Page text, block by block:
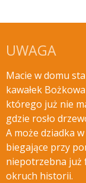
UWAGA
Macie w domu
kawałek
którego już nie
gdzie rosło
A może dziadka
biegające przy
niepotrzebna już
okruch historii.